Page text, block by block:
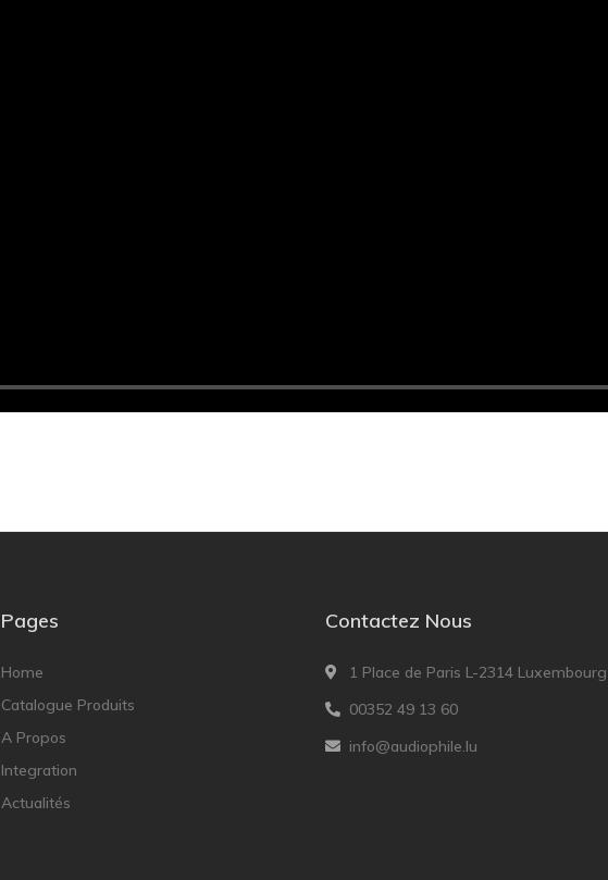
Pages
Home
Catalogue Produits
A Propos
Integration
Actualités
Contactez Nous
1 Place de Paris L-2314 Luxembourg
00352 49 13 60
info@audiophile.lu